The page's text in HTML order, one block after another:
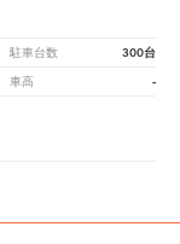
駐車台数 300台
車高 -